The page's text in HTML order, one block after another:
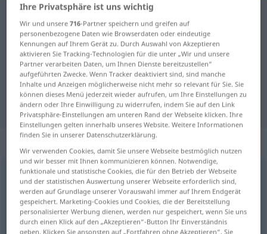
Deutsch-Niederländisch Wörterbuch
Deutsch-Niederländisch
Übersetzung für "aufschreien"
"aufschreien" Niederländisch
Übersetzung
„aufschreien“
aufschreien
Übersicht aller Übersetzungen
(Für mehr Details die Übersetzung anklicken/antippen)
Ihre Privatsphäre ist uns wichtig
Wir und unsere716-Partner speichern und greifen auf
personenbezogene Daten wie Browserdaten oder eindeutige
Kennungen auf Ihrem Gerät zu. Durch Auswahl von Akzeptieren
aktivieren Sie Tracking-Technologien für die unter „Wir und unsere
Partner verarbeiten Daten, um Ihnen Dienste bereitzustellen“
aufgeführten Zwecke. Wenn Tracker deaktiviert sind, sind manche
Inhalte und Anzeigen möglicherweise nicht mehr so relevant für Sie. Sie
können dieses Menü jederzeit wieder aufrufen, um Ihre Einstellungen zu
ändern oder Ihre Einwilligung zu widerrufen, indem Sie auf den Link
Privatsphäre-Einstellungen am unteren Rand der Webseite klicken. Ihre
Einstellungen gelten innerhalb unseres Website. Weitere Informationen
finden Sie in unserer Datenschutzerklärung.
Wir verwenden Cookies, damit Sie unsere Webseite bestmöglich nutzen
und wir besser mit Ihnen kommunizieren können. Notwendige,
funktionale und statistische Cookies, die für den Betrieb der Webseite
und der statistischen Auswertung unserer Webseite erforderlich sind,
werden auf Grundlage unserer Vorauswahl immer auf Ihrem Endgerät
gespeichert. Marketing-Cookies und Cookies, die der Bereitstellung
personalisierter Werbung dienen, werden nur gespeichert, wenn Sie uns
durch einen Klick auf den „Akzeptieren“-Button Ihr Einverständnis
geben. Klicken Sie ansonsten auf „Fortfahren ohne Akzeptieren“. Sie